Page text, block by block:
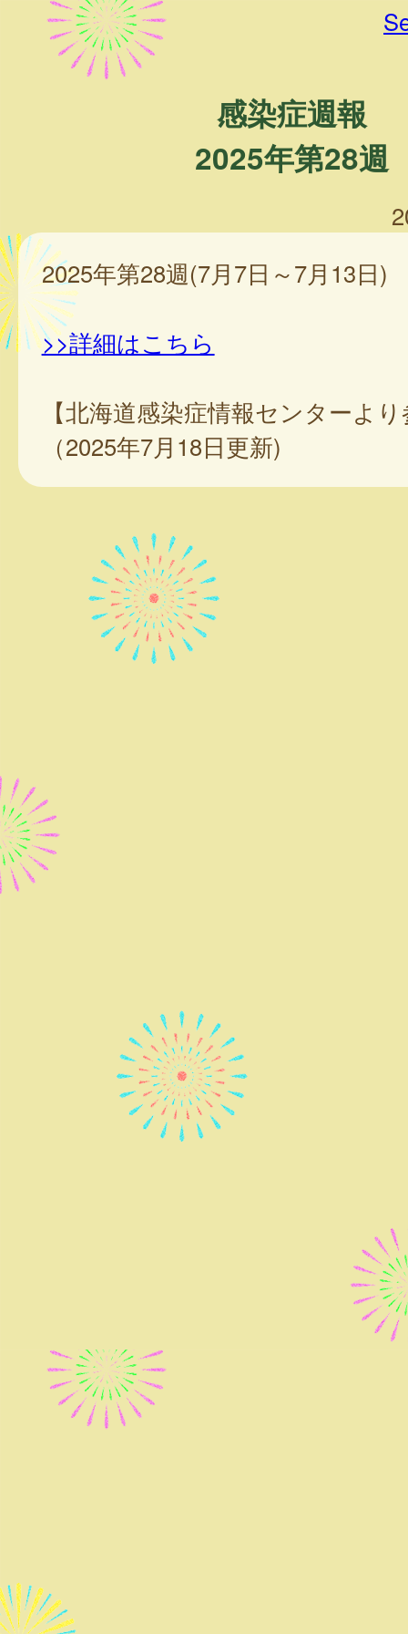
感染症週報
2025年第28週
2025年第28週(7月7日～7月13日)
>>詳細はこちら
【北海道感染症情報センターよ
（2025年7月18日更新)